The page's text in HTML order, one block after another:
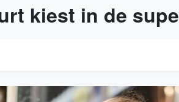
kiest in de